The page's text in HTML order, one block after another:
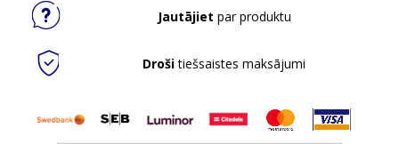
Jautājiet par produktu
Drošitiešsaistes maksājumi